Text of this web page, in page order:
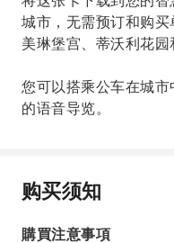
城市，无需预订和购
美琳堡宫、蒂沃利花园
您可以搭乘公车在城
的语音导览。
购买须知
購買注意事項